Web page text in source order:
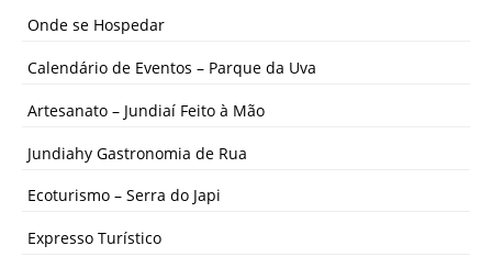
Onde se Hospedar
Calendário de Eventos – Parque da Uva
Artesanato – Jundiaí Feito à Mão
Jundiahy Gastronomia de Rua
Ecoturismo – Serra do Japi
Expresso Turístico